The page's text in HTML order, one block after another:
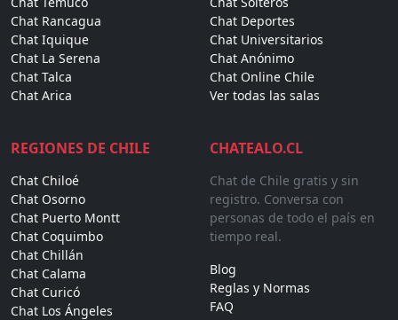
Chat Rancagua
Chat Iquique
Chat La Serena
Chat Talca
Chat Arica
Chat Deportes
Chat Universitarios
Chat Anónimo
Chat Online Chile
Ver todas las salas
REGIONES DE CHILE
Chat Chiloé
Chat Osorno
Chat Puerto Montt
Chat Coquimbo
Chat Chillán
Chat Calama
Chat Curicó
Chat Los Ángeles
CHATEALO.CL
Chat de Chile gratis y sin
registro. Conversa con
personas de todo el país en
tiempo real.
Blog
Reglas y Normas
FAQ